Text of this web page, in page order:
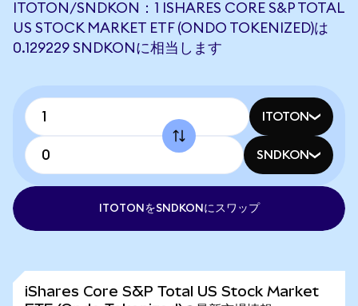
ITOTON/SNDKON：1 ISHARES CORE S&P TOTAL
US STOCK MARKET ETF (ONDO TOKENIZED)は
0.129229 SNDKONに相当します
ITOTON
SNDKON
ITOTONをSNDKONにスワップ
iShares Core S&P Total US Stock Market